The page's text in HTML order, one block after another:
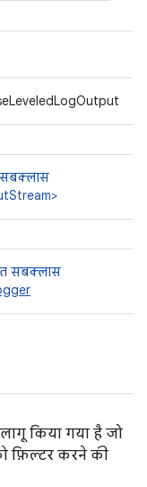
सबक्लास
सबक्लास
किया गया है जो
फ़िल्टर करने की